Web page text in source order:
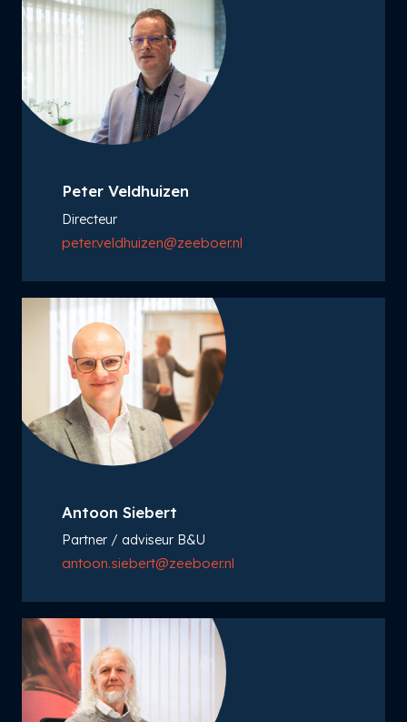
Peter Veldhuizen
Directeur
peter.veldhuizen@zeeboer.nl
Antoon Siebert
Partner / adviseur B&U
antoon.siebert@zeeboer.nl